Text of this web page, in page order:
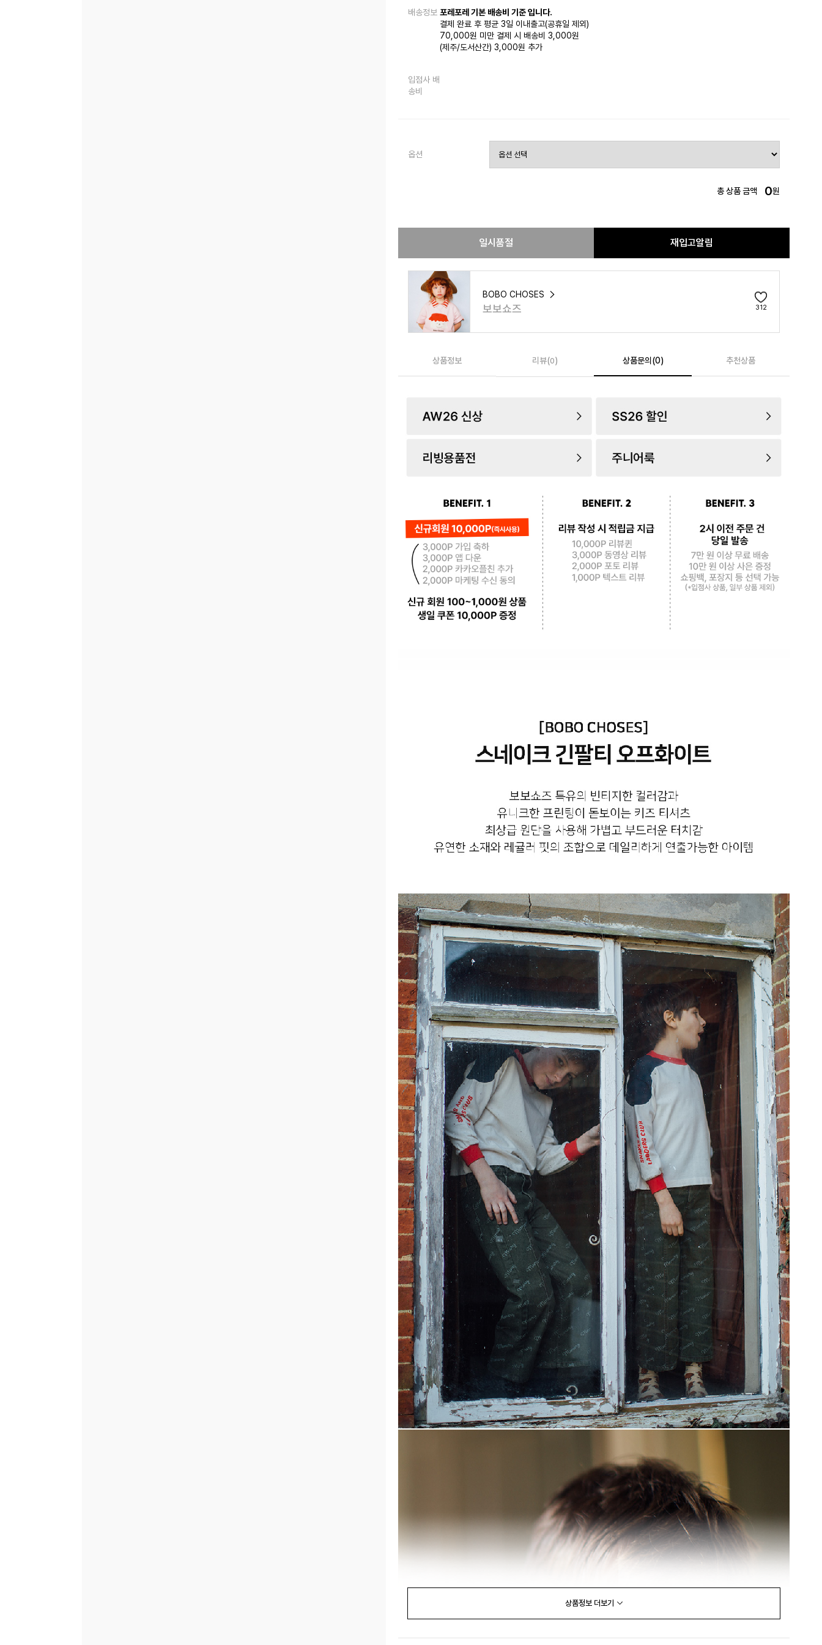
배송정보 포레포레 기본 배송비 기준 입니다.
결제 완료 후 평균 3일 이내출고(공휴일 제외)
70,000원 미만 결제 시 배송비 3,000원
(제주/도서산간) 3,000원 추가
입점사 배
송비
옵션
총 상품 금액 0원
일시품절 재입고알림
BOBO CHOSES
보보쇼즈 312
상품정보 리뷰(0) 상품문의(0) 추천상품
상품정보 더보기